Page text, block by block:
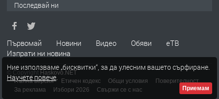
ТЪРСИ Търсим работник
Последвай ни
Първомай Новини Видео Обяви
еТВ
Изпрати ни новина
© Copyright Haskovo.NET
Пълна версия
Етичен кодекс Общи условия
Поверителност
За реклама
Избори 2026 Свържи се с нас
Ние използваме „бисквитки“, за да улесним вашето сърфиране.
Научете повече.
Приемам